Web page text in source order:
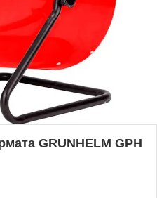
GRUNHELM GPH